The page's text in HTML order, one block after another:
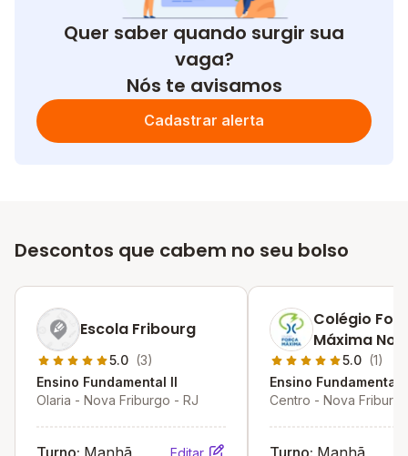
Quer saber quando surgir sua
vaga?
Nós te avisamos
Cadastrar alerta
Descontos que cabem no seu bolso
Escola Fribourg
5.0 (3)
Ensino Fundamental II
Olaria - Nova Friburgo - RJ
Turno: Manhã Editar
Colégio
Máxima
Friburgo
5.0 (1)
Ensino Fundamental
Centro - Nova
Turno: Manhã